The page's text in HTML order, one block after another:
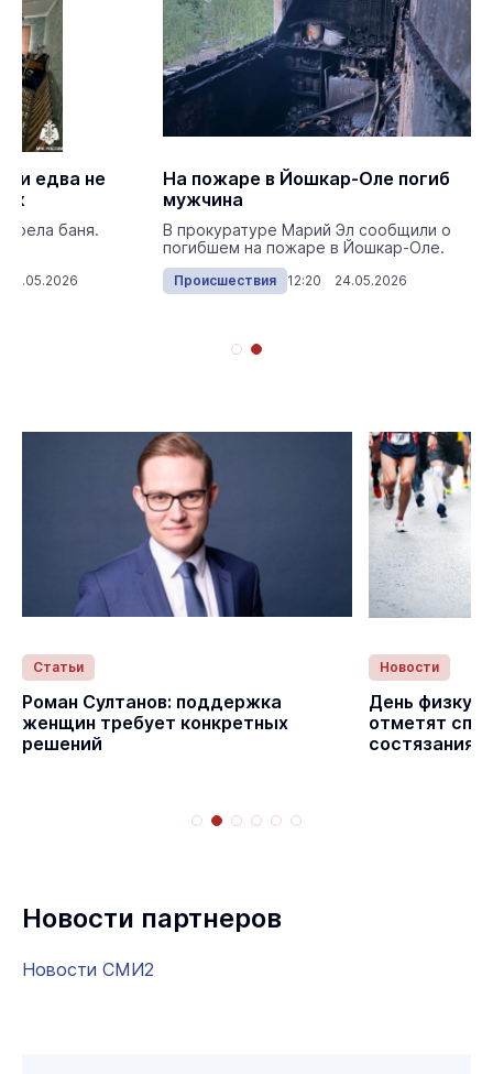
едва не
баня.
На пожаре в Йошкар-Оле погиб
мужчина
В прокуратуре Марий Эл сообщили о
погибшем на пожаре в Йошкар-Оле.
Происшествия 12:20 24.05.2026
Статьи
Роман Султанов: поддержка
женщин требует конкретных
решений
Новости
День
отметят
Новости партнеров
Новости СМИ2